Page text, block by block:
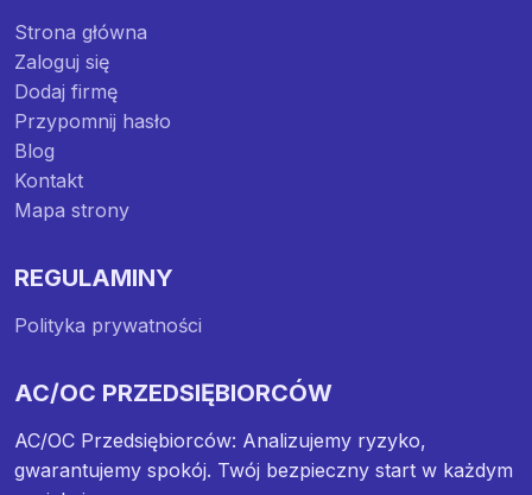
Strona główna
Zaloguj się
Dodaj firmę
Przypomnij hasło
Blog
Kontakt
Mapa strony
REGULAMINY
Polityka prywatności
AC/OC PRZEDSIĘBIORCÓW
AC/OC Przedsiębiorców: Analizujemy ryzyko,
gwarantujemy spokój. Twój bezpieczny start w każdym